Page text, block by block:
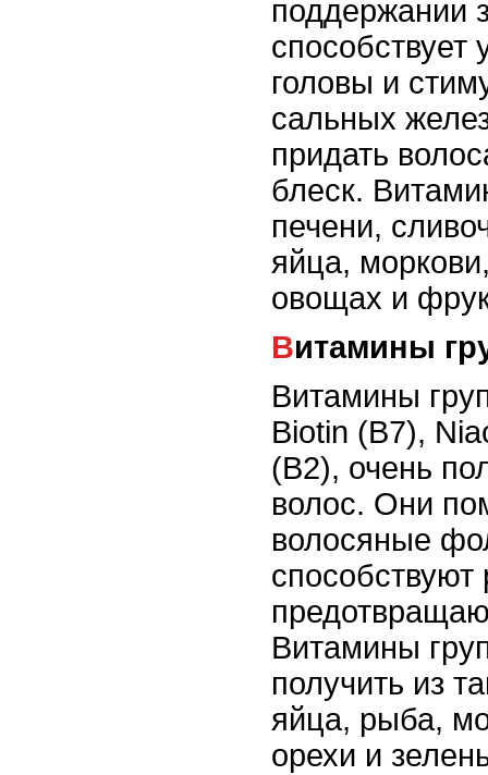
поддержании
головы и
сальных
придать
блеск.
печени,
яйца,
овощах и
Витамины
Витамины
Biotin (B7),
(B2), очень
волос. Они
волосяные
способствуют
Витамины
получить из
яйца, рыба,
орехи и